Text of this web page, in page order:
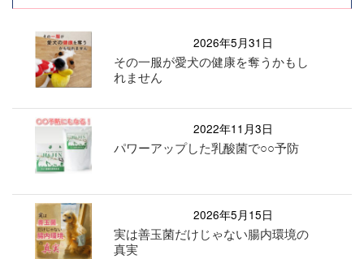
2026年5月31日
その一服が愛犬の健康を奪うかもし
れません
2022年11月3日
パワーアップした乳酸菌で○○予防
2026年5月15日
実は善玉菌だけじゃない腸内環境の
真実